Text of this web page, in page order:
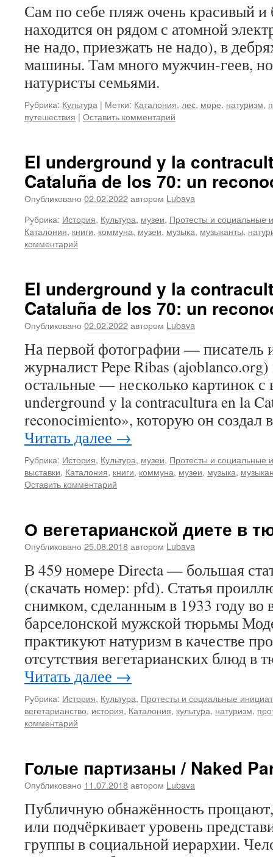
Сам по себе пляж очень красивый
находится он рядом с атомной
не надо, приезжать не надо), в
машины. Там много мужчин-геев, но
натуристы семьями.
Рубрика: Культура | Метки: Каталония, лес, море, натуризм,
путешествия | Оставить комментарий
El underground y la
Cataluña de los 70: un
Опубликовано 02.02.2022автором Lubava
Рубрика: История, Культура, музеи, Протесты и социальные
Каталония, книги, коммуна, музеи, музыка, музыканты,
комментарий
El underground y la
Cataluña de los 70: un
Опубликовано 02.02.2022автором Lubava
На первой фотографии — писатель
журналист Pepe Ribas
остальные — несколько картинок с
underground y la contracultura en la
reconocimiento», которую он создал
Читать далее →
Рубрика: История, Культура, музеи, Протесты и социальные
выставки, Каталония, книги, коммуна, музеи, музыка,
Оставить комментарий
О вегетарианской диете в
Опубликовано 25.08.2018автором Lubava
В 459 номере Directa — большая
(скачать номер: pfd). Статья
снимком, сделанным в 1933 году во
барселонской мужской тюрьмы
практикуют натуризм в качестве
отсутствия вегетарианских блюд
Читать далее →
Рубрика: История, Культура, Протесты и социальные
вегетарианство, история, Каталония, культура, натуризм,
комментарий
Голые партизаны / Naked
Опубликовано 11.07.2018автором Lubava
Публичную обнажённость
или подчёркивает уровень
группы в социальной иерархии.